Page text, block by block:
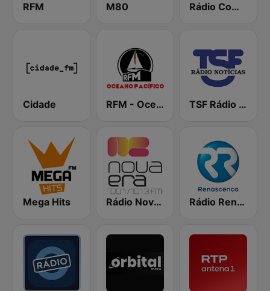
RFM M80 Rádio Comercial
Cidade RFM - Oceano Pacífico Online TSF Rádio Notícias
Mega Hits Rádio Nova Era Rádio Renascença